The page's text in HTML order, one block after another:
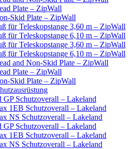
Plate – ZipWall
Skid Plate – ZipWall
für Teleskopstange 3,60 m – ZipWall
für Teleskopstange 6,10 m – ZipWall
für Teleskopstange 3,60 m – ZipWall
für Teleskopstange 6,10 m – ZipWall
and Non-Skid Plate – ZipWall
Plate – ZipWall
Skid Plate – ZipWall
GP Schutzoverall – Lakeland
1EB Schutzoverall – Lakeland
NS Schutzoverall – Lakeland
GP Schutzoverall – Lakeland
1EB Schutzoverall – Lakeland
NS Schutzoverall – Lakeland